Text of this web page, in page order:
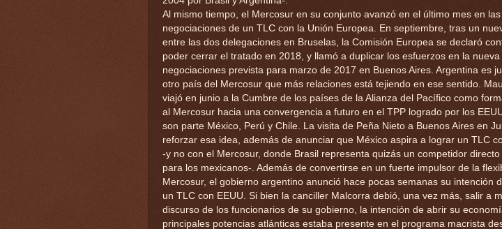
Al mismo tiempo, el Mercosur en su conjunto avanzó en el último mes en las
negociaciones de un TLC con la Unión Europea. En septiembre, tras un
entre las dos delegaciones en Bruselas, la Comisión Europea se declaró
poder cerrar el tratado en 2018, y llamó a duplicar los esfuerzos en la
negociaciones prevista para marzo de 2017 en Buenos Aires. Argentina es
otro país del Mercosur que más relaciones está tejiendo en ese sentido.
viajó en junio a la Cumbre de los países de la Alianza del Pacífico como
al Mercosur hacia una convergencia a futuro en el TPP logrado por los
son parte México, Perú y Chile. La visita de Peña Nieto a Buenos Aires en
reforzar esa idea, además de anunciar que México aspira a lograr un TLC
-y no con el Mercosur, donde Brasil representa quizás un competidor
para los mexicanos-. Además de convertirse en un fuerte impulsor de la
Mercosur, el gobierno argentino anunció hace pocas semanas su intención
un TLC con EEUU. Si bien la canciller Malcorra debió, una vez más, salir a
discurso de los funcionarios de su gobierno, la intención de abrir su
principales potencias atlánticas estaba presente en el programa macrista